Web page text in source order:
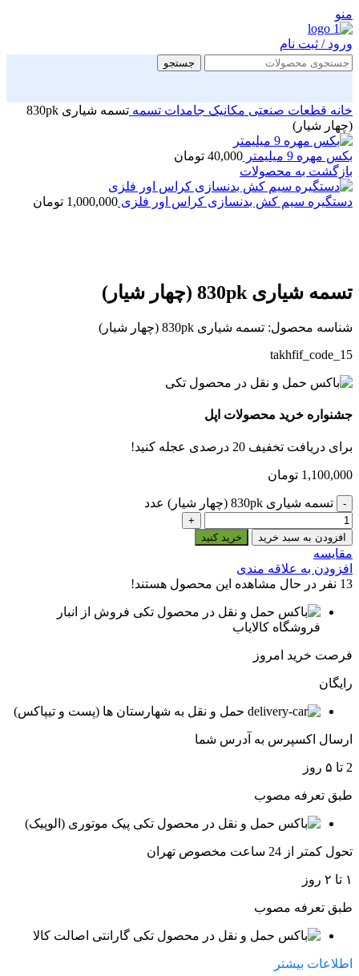
منو
ورود / ثبت نام
جستجو
خانه قطعات صنعتی مکانیک جامدات تسمه
تسمه شیاری 830pk
(چهار شیار)
بکس مهره 9 میلیمتر 40,000 تومان
بازگشت به محصولات
دستگیره سیم کش بدنسازی کراس اور فلزی 1,000,000 تومان
تسمه شیاری 830pk (چهار شیار)
شناسه محصول: تسمه شیاری 830pk (چهار شیار)
takhfif_code_15
جشنواره خرید محصولات اپل
برای دریافت تخفیف 20 درصدی عجله کنید!
1,100,000 تومان
تسمه شیاری 830pk (چهار شیار) عدد
افزودن به سبد خرید خرید کنید
مقایسه
افزودن به علاقه مندی
13 نفر در حال مشاهده این محصول هستند!
فروش از انبار
فروشگاه کالایاب
فرصت خرید امروز
رایگان
حمل و نقل به شهارستان ها (پست و تیپاکس)
ارسال اکسپرس به آدرس شما
2 تا ۵ روز
طبق تعرفه مصوب
پیک موتوری (الوپیک)
تحول کمتر از 24 ساعت مخصوص تهران
۱ تا ۲ روز
طبق تعرفه مصوب
گارانتی اصالت کالا
اطلاعات بیشتر